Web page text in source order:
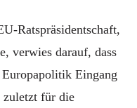
Ratspräsidentschaft,
verwies darauf, dass
Eingang
zuletzt für die